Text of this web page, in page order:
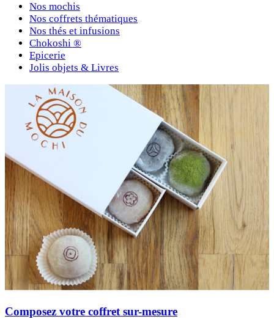
Nos mochis
Nos coffrets thématiques
Nos thés et infusions
Chokoshi ®
Epicerie
Jolis objets & Livres
Composez votre coffret sur-mesure